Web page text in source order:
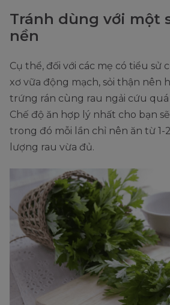
Tránh dùng với một
nền
Cụ thể, đối với các mẹ có tiểu sử
xơ vữa động mạch, sỏi thận nên
trứng rán cùng rau ngải cứu
Chế độ ăn hợp lý nhất cho bạn
trong đó mỗi lần chỉ nên ăn từ
lượng rau vừa đủ.